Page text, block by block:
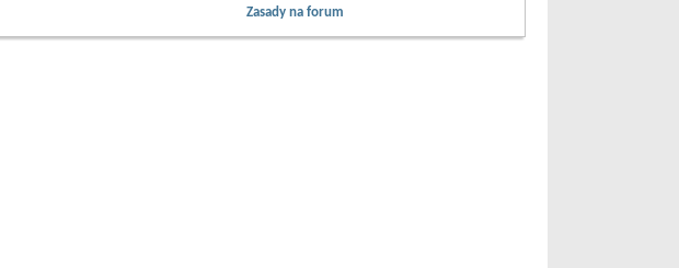
Zasady na forum